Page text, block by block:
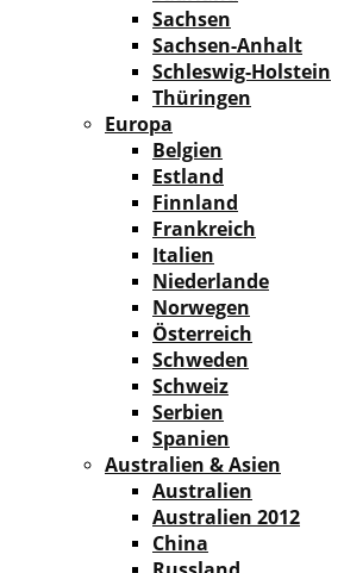
Sachsen
Sachsen-Anhalt
Schleswig-Holstein
Thüringen
Europa
Belgien
Estland
Finnland
Frankreich
Italien
Niederlande
Norwegen
Österreich
Schweden
Schweiz
Serbien
Spanien
Australien & Asien
Australien
Australien 2012
China